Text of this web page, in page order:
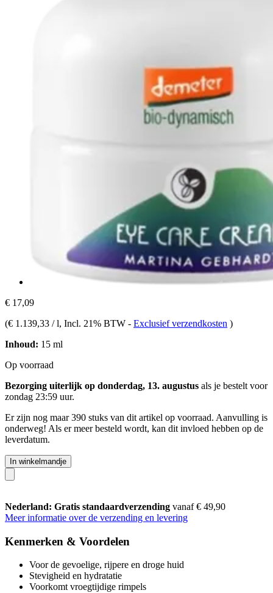
€ 17,09
(€ 1.139,33 / l, Incl. 21% BTW - Exclusief verzendkosten )
Inhoud: 15 ml
Op voorraad
Bezorging uiterlijk op donderdag, 13. augustus als je bestelt voor
zondag 23:59 uur.
Er zijn nog maar 390 stuks van dit artikel op voorraad. Aanvulling is
onderweg! Als er meer besteld wordt, kan dit invloed hebben op de
leverdatum.
In winkelmandje
Nederland: Gratis standaardverzending vanaf € 49,90
Meer informatie over de verzending en levering
Kenmerken & Voordelen
Voor de gevoelige, rijpere en droge huid
Stevigheid en hydratatie
Voorkomt vroegtijdige rimpels